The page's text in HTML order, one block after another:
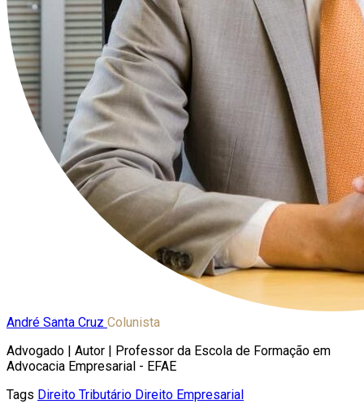
André Santa Cruz Colunista
Advogado | Autor | Professor da Escola de Formação em
Advocacia Empresarial - EFAE
Tags Direito Tributário Direito Empresarial